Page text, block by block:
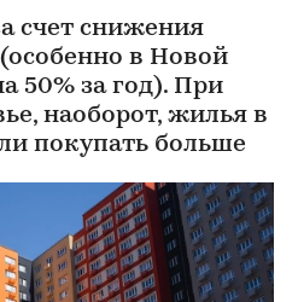
счет снижения
в Новой
50% за год). При
наоборот, жилья в
покупать больше